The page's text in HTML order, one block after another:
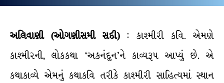
અલિવાણી (ઓગણીસમી સદી) : કાશ્મીરી કવિ. એમણે
કાશ્મીરની, લોકકથા ‘અકનંદુન’ને કાવ્યરૂપ આપ્યું છે. એ
કથાકાવ્યે એમનું કથાકવિ તરીકે કાશ્મીરી સાહિત્યમાં સ્થાન